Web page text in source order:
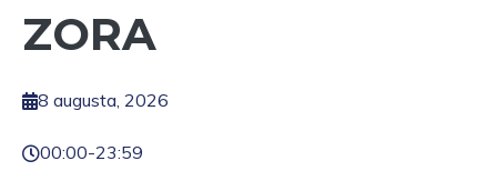
ZORA
8 augusta, 2026
00:00-23:59